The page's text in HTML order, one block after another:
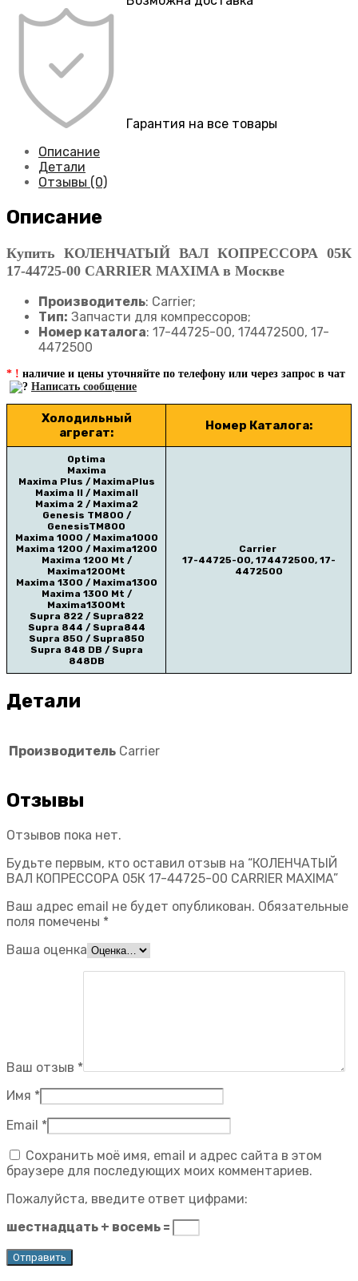
Гарантия на все товары
Описание
Детали
Отзывы (0)
Описание
Купить КОЛЕНЧАТЫЙ ВАЛ КОПРЕССОРА 05К
17-44725-00 CARRIER MAXIMA в Москве
Производитель: Carrier;
Тип: Запчасти для компрессоров;
Номер каталога: 17-44725-00, 174472500, 17-
4472500
* ! наличие и цены уточняйте по телефону или через запрос в чат
Написать сообщение
Холодильный
агрегат:
Номер Каталога:
Optima
Maxima
Maxima Plus / MaximaPlus
Maxima II / MaximaII
Maxima 2 / Maxima2
Genesis TM800 /
GenesisTM800
Maxima 1000 / Maxima1000
Maxima 1200 / Maxima1200
Maxima 1200 Mt /
Maxima1200Mt
Maxima 1300 / Maxima1300
Maxima 1300 Mt /
Maxima1300Mt
Supra 822 / Supra822
Supra 844 / Supra844
Supra 850 / Supra850
Supra 848 DB / Supra
848DB
Carrier
17-44725-00, 174472500, 17-
4472500
Детали
Производитель Carrier
Отзывы
Отзывов пока нет.
Будьте первым, кто оставил отзыв на “КОЛЕНЧАТЫЙ
ВАЛ КОПРЕССОРА 05К 17-44725-00 CARRIER MAXIMA”
Ваш адрес email не будет опубликован. Обязательные
поля помечены *
Ваша оценка
Ваш отзыв *
Имя *
Email *
Сохранить моё имя, email и адрес сайта в этом
браузере для последующих моих комментариев.
Пожалуйста, введите ответ цифрами:
шестнадцать + восемь =